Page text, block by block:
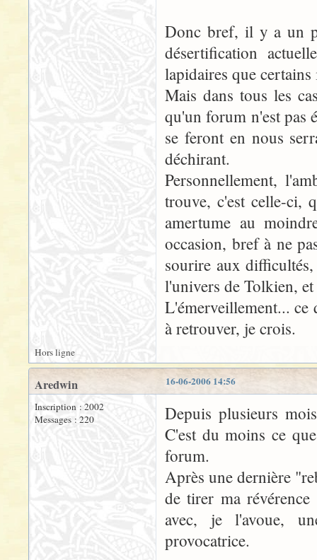
Donc bref, il y a un
désertification
lapidaires que
Mais dans tous les
qu'un forum n'est pas
se feront en nous
déchirant.
Personnellement,
trouve, c'est celle-ci,
amertume au
occasion, bref à ne
sourire aux
l'univers de Tolkien,
L'émerveillement... ce
à retrouver, je crois.
Hors ligne
16-06-2006 14:56
Aredwin
Inscription : 2002
Messages : 220
Depuis plusieurs
C'est du moins ce
forum.
Après une dernière
de tirer ma
avec, je l'avoue,
provocatrice.